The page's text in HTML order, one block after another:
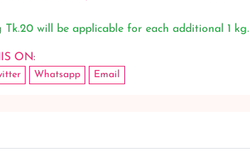
Tk.20 will be applicable for each additional 1 kg.
ON:
Whatsapp Email